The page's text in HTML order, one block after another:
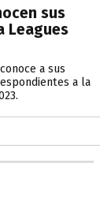
sus
Leagues
a sus
a la